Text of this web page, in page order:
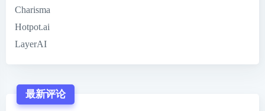
Charisma
Hotpot.ai
LayerAI
最新评论